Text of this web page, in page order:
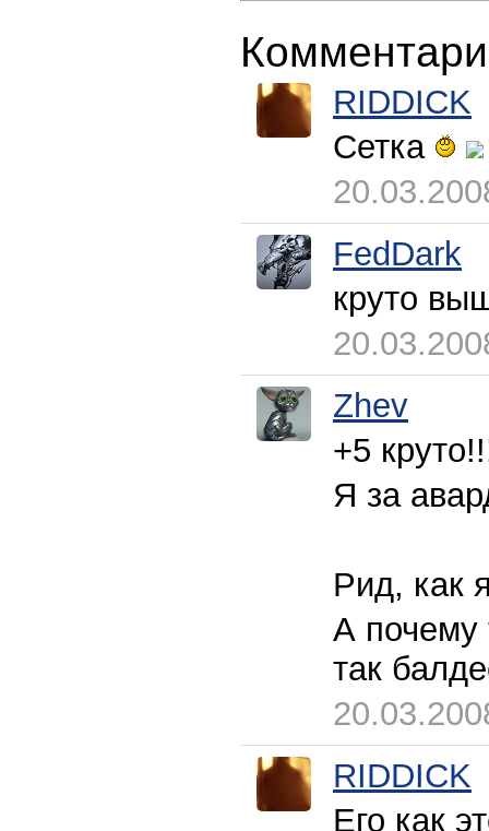
RIDDICK
Сетка
FedDark
круто
Zhev
+5
Я за
Рид, как
А почему
так
RIDDICK
Его как